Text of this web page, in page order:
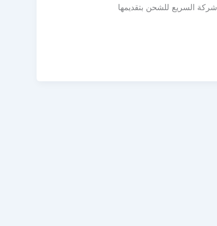
شركة السريع للشحن بتقديمها